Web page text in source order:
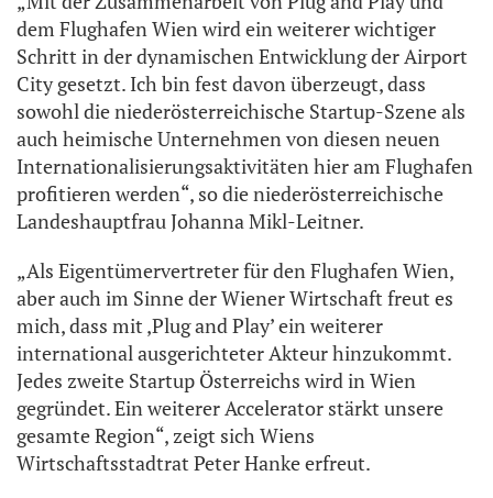
dem Flughafen Wien wird ein weiterer wichtiger
Schritt in der dynamischen Entwicklung der Airport
City gesetzt. Ich bin fest davon überzeugt, dass
sowohl die niederösterreichische Startup-Szene als
auch heimische Unternehmen von diesen neuen
Internationalisierungsaktivitäten hier am Flughafen
profitieren werden“, so die niederösterreichische
Landeshauptfrau Johanna Mikl-Leitner.
„Als Eigentümervertreter für den Flughafen Wien,
aber auch im Sinne der Wiener Wirtschaft freut es
mich, dass mit ‚Plug and Play’ ein weiterer
international ausgerichteter Akteur hinzukommt.
Jedes zweite Startup Österreichs wird in Wien
gegründet. Ein weiterer Accelerator stärkt unsere
gesamte Region“, zeigt sich Wiens
Wirtschaftsstadtrat Peter Hanke erfreut.